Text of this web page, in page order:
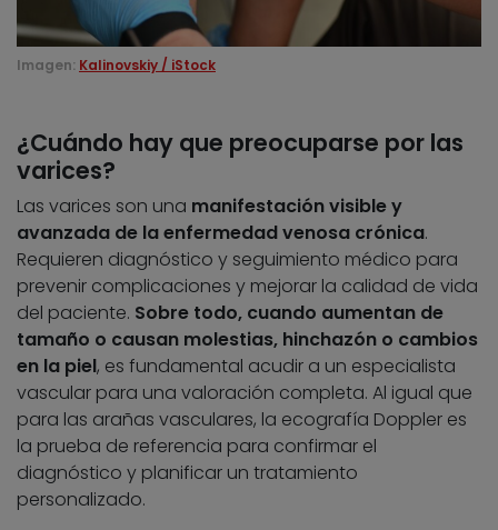
Imagen: Kalinovskiy / iStock
¿Cuándo hay que preocuparse por las
varices?
Las varices son una manifestación visible y
avanzada de la enfermedad venosa crónica.
Requieren diagnóstico y seguimiento médico para
prevenir complicaciones y mejorar la calidad de vida
del paciente. Sobre todo, cuando aumentan de
tamaño o causan molestias, hinchazón o cambios
en la piel, es fundamental acudir a un especialista
vascular para una valoración completa. Al igual que
para las arañas vasculares, la ecografía Doppler es
la prueba de referencia para confirmar el
diagnóstico y planificar un tratamiento
personalizado.